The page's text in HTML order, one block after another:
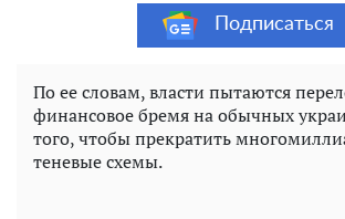
Подписаться
По ее словам, власти пытаются
финансовое бремя на обычных
того, чтобы прекратить
теневые схемы.